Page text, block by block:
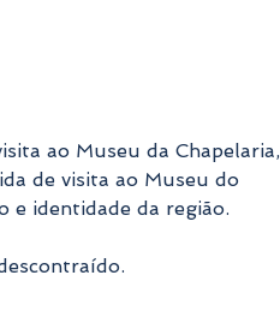
ao Museu da Chapelaria,
de visita ao Museu do
e identidade da região.